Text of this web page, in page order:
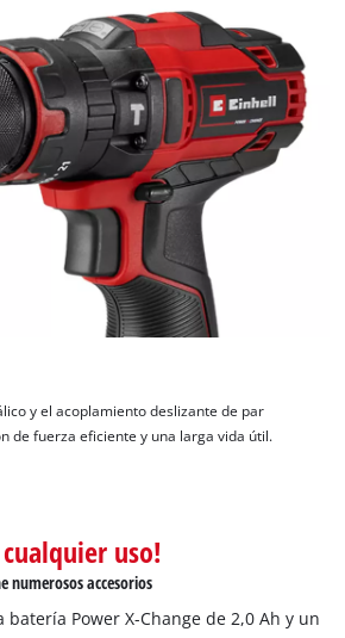
y el acoplamiento deslizante de par
de fuerza eficiente y una larga vida útil.
uso!
numerosos accesorios
batería Power X-Change de 2,0 Ah y un